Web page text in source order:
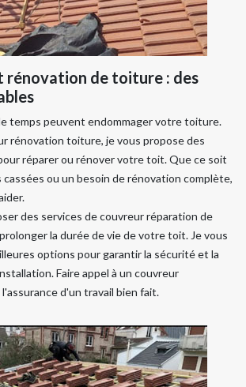
rénovation de toiture : des
temps peuvent endommager votre toiture.
rénovation toiture, je vous propose des
réparer ou rénover votre toit. Que ce soit
ou un besoin de rénovation complète,
des services de couvreur réparation de
la durée de vie de votre toit. Je vous
options pour garantir la sécurité et la
Faire appel à un couvreur
d'un travail bien fait.